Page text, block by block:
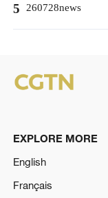
5 260728news
EXPLORE MORE
English
Français